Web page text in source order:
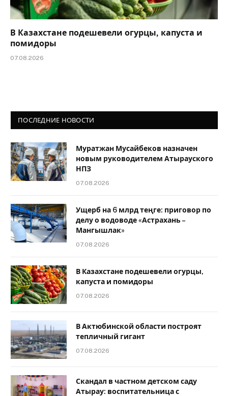
В Казахстане подешевели огурцы, капуста и
помидоры
07.08.2026
ПОСЛЕДНИЕ НОВОСТИ
Муратжан Мусайбеков назначен
новым руководителем Атырауского
НПЗ
07.08.2026
Ущерб на 6 млрд теңге: приговор по
делу о водоводе «Астрахань –
Мангышлак»
07.08.2026
В Казахстане подешевели огурцы,
капуста и помидоры
07.08.2026
В Актюбинской области построят
тепличный гигант
07.08.2026
Скандал в частном детском саду
Атырау: воспитательница с